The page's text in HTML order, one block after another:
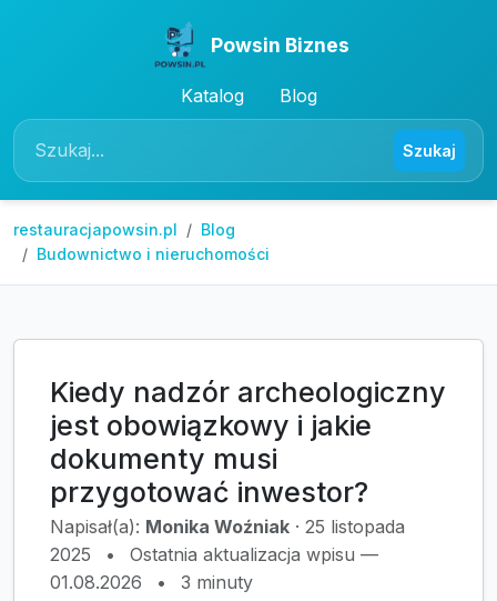
Powsin Biznes
Katalog Blog
Szukaj
restauracjapowsin.pl
Blog
Budownictwo i nieruchomości
Kiedy nadzór archeologiczny
jest obowiązkowy i jakie
dokumenty musi
przygotować inwestor?
Napisał(a): Monika Woźniak · 25 listopada
2025
•
Ostatnia aktualizacja wpisu —
01.08.2026
• 3 minuty